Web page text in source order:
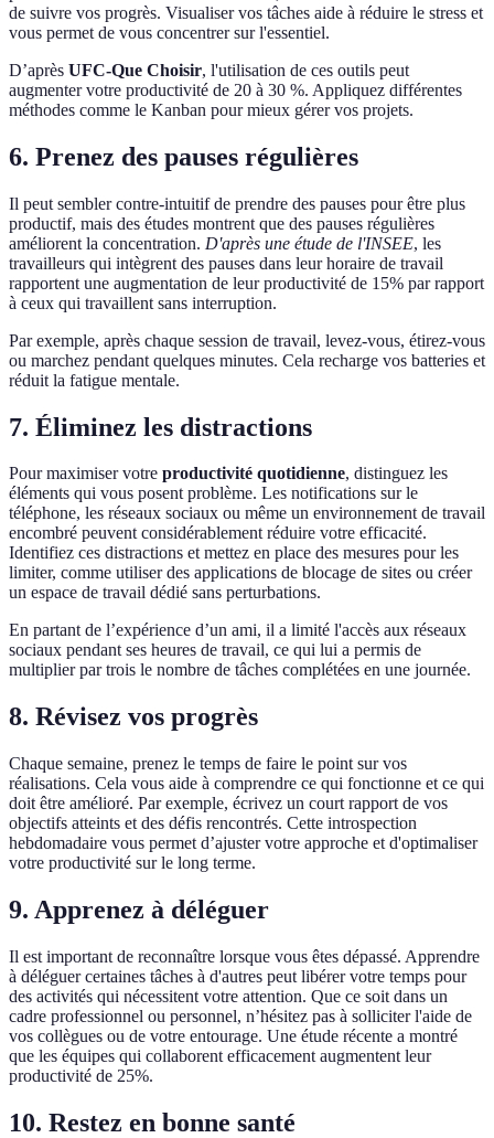
de suivre vos progrès. Visualiser vos tâches aide à réduire le stress et
vous permet de vous concentrer sur l'essentiel.
D’après UFC-Que Choisir, l'utilisation de ces outils peut
augmenter votre productivité de 20 à 30 %. Appliquez différentes
méthodes comme le Kanban pour mieux gérer vos projets.
6. Prenez des pauses régulières
Il peut sembler contre-intuitif de prendre des pauses pour être plus
productif, mais des études montrent que des pauses régulières
améliorent la concentration. D'après une étude de l'INSEE, les
travailleurs qui intègrent des pauses dans leur horaire de travail
rapportent une augmentation de leur productivité de 15% par rapport
à ceux qui travaillent sans interruption.
Par exemple, après chaque session de travail, levez-vous, étirez-vous
ou marchez pendant quelques minutes. Cela recharge vos batteries et
réduit la fatigue mentale.
7. Éliminez les distractions
Pour maximiser votre productivité quotidienne, distinguez les
éléments qui vous posent problème. Les notifications sur le
téléphone, les réseaux sociaux ou même un environnement de travail
encombré peuvent considérablement réduire votre efficacité.
Identifiez ces distractions et mettez en place des mesures pour les
limiter, comme utiliser des applications de blocage de sites ou créer
un espace de travail dédié sans perturbations.
En partant de l’expérience d’un ami, il a limité l'accès aux réseaux
sociaux pendant ses heures de travail, ce qui lui a permis de
multiplier par trois le nombre de tâches complétées en une journée.
8. Révisez vos progrès
Chaque semaine, prenez le temps de faire le point sur vos
réalisations. Cela vous aide à comprendre ce qui fonctionne et ce qui
doit être amélioré. Par exemple, écrivez un court rapport de vos
objectifs atteints et des défis rencontrés. Cette introspection
hebdomadaire vous permet d’ajuster votre approche et d'optimaliser
votre productivité sur le long terme.
9. Apprenez à déléguer
Il est important de reconnaître lorsque vous êtes dépassé. Apprendre
à déléguer certaines tâches à d'autres peut libérer votre temps pour
des activités qui nécessitent votre attention. Que ce soit dans un
cadre professionnel ou personnel, n’hésitez pas à solliciter l'aide de
vos collègues ou de votre entourage. Une étude récente a montré
que les équipes qui collaborent efficacement augmentent leur
productivité de 25%.
10. Restez en bonne santé